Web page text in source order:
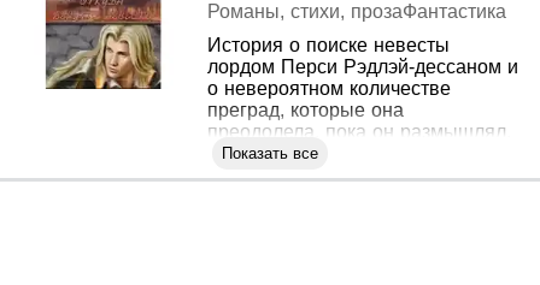
Романы, стихи, прозаФантастика
История о поиске невесты
лордом Перси Рэдлэй-дессаном и
о невероятном количестве
преград, которые она
преодолела, пока он размышлял.
Показать все